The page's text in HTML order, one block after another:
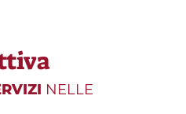
NELLE